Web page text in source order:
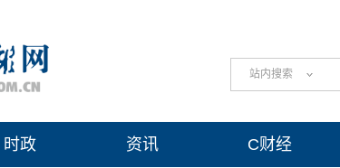
站内搜索
时政 资讯 C财经